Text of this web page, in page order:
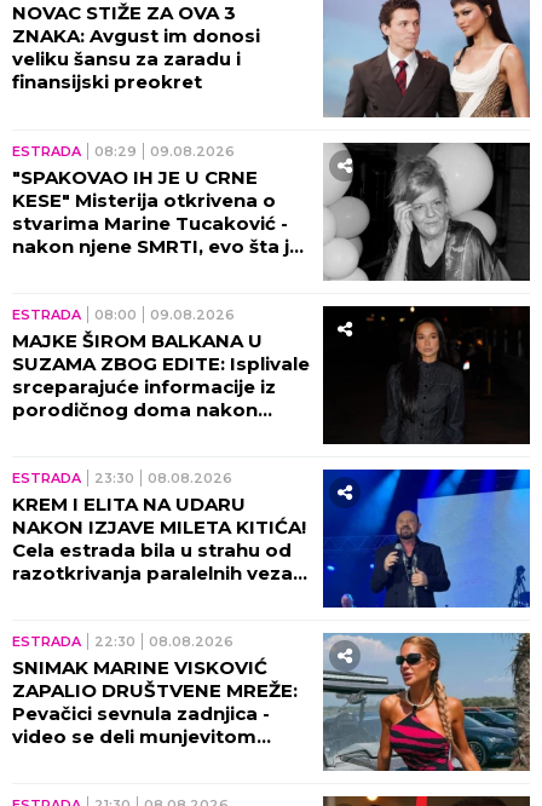
NOVAC STIŽE ZA OVA 3
ZNAKA: Avgust im donosi
veliku šansu za zaradu i
finansijski preokret
ESTRADA 08:29 09.08.2026
"SPAKOVAO IH JE U CRNE
KESE" Misterija otkrivena o
stvarima Marine Tucaković -
nakon njene SMRTI, evo šta je
ESTRADA 08:00 09.08.2026
MAJKE ŠIROM BALKANA U
SUZAMA ZBOG EDITE: Isplivale
srceparajuće informacije iz
porodičnog doma nakon
ESTRADA 23:30 08.08.2026
KREM I ELITA NA UDARU
NAKON IZJAVE MILETA KITIĆA!
Cela estrada bila u strahu od
razotkrivanja paralelnih veza
ESTRADA 22:30 08.08.2026
SNIMAK MARINE VISKOVIĆ
ZAPALIO DRUŠTVENE MREŽE:
Pevačici sevnula zadnjica -
video se deli munjevitom